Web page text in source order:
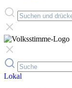
Lokal